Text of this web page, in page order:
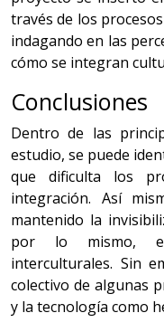
través de los
indagando en las
cómo se integran
Conclusiones
Dentro de las
estudio, se puede
que dificulta los
integración. Así
mantenido la
por lo mismo,
interculturales. Sin
colectivo de algunas
y la tecnología como